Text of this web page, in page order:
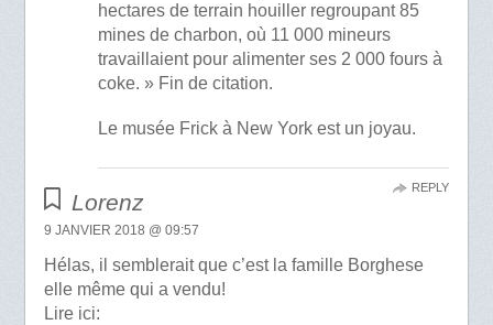
hectares de terrain houiller regroupant 85
mines de charbon, où 11 000 mineurs
travaillaient pour alimenter ses 2 000 fours à
coke. » Fin de citation.
Le musée Frick à New York est un joyau.
Lorenz
9 JANVIER 2018 @ 09:57
Hélas, il semblerait que c’est la famille Borghese
elle même qui a vendu!
Lire ici:
REPLY